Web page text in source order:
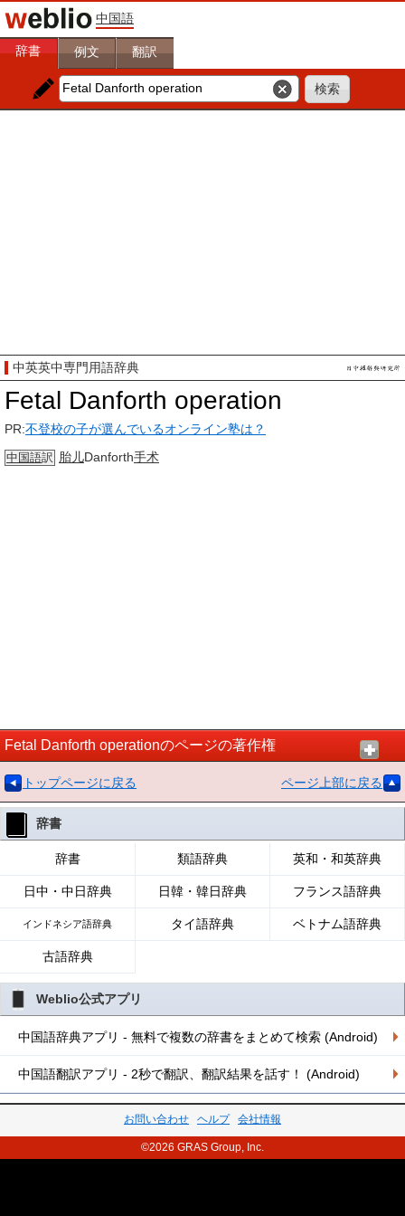
中国語
辞書 例文 翻訳
中英英中専門用語辞典
Fetal Danforth operation
PR:不登校の子が選んでいるオンライン塾は？
中国語訳 胎儿Danforth手术
Fetal Danforth operationのページの著作権
トップページに戻る ページ上部に戻る
辞書
辞書 類語辞典 英和・和英辞典
日中・中日辞典 日韓・韓日辞典 フランス語辞典
インドネシア語辞典 タイ語辞典 ベトナム語辞典
古語辞典
Weblio公式アプリ
中国語辞典アプリ - 無料で複数の辞書をまとめて検索 (Android)
中国語翻訳アプリ - 2秒で翻訳、翻訳結果を話す！ (Android)
お問い合わせ ヘルプ 会社情報
©2026 GRAS Group, Inc.